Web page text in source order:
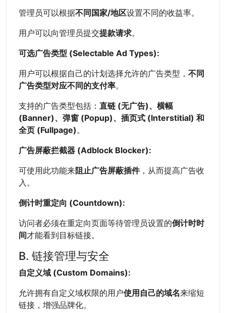
管理员可以根据不同国家/地区设置不同的收益率。
用户可以向管理员提交提款请求。
可选广告类型 (Selectable Ad Types):
用户可以根据自己的计划选择允许的广告类型， 不同
广告类型对应不同的支付率。
支持的广告类型包括： 直链 (无广告)、横幅
(Banner)、弹窗 (Popup)、插页式 (Interstitial) 和
全页 (Fullpage)。
广告屏蔽拦截器 (Adblock Blocker):
可使用此功能来阻止广告屏蔽插件，从而提高广告收
入。
倒计时重定向 (Countdown):
访问者必须在重定向页面等待管理员设置的倒计时时
间才能看到目标链接。
B. 链接管理与安全
自定义域 (Custom Domains):
允许拥有自定义域权限的用户使用自己的域名来缩短
链接，增强品牌化。